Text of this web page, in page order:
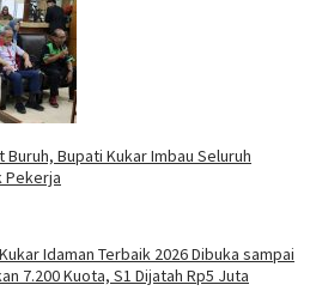
Bupati Kukar Imbau Seluruh
Pekerja
Idaman Terbaik 2026 Dibuka sampai
7.200 Kuota, S1 Dijatah Rp5 Juta